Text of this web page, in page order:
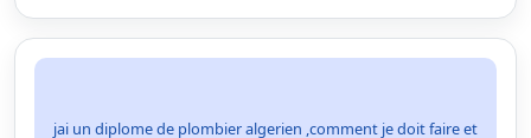
jai un diplome de plombier algerien ,comment je doit faire et